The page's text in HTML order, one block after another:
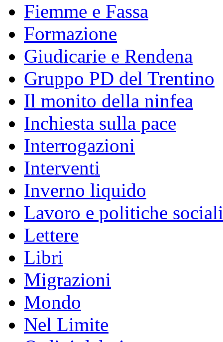
Fiemme e Fassa
Formazione
Giudicarie e Rendena
Gruppo PD del Trentino
Il monito della ninfea
Inchiesta sulla pace
Interrogazioni
Interventi
Inverno liquido
Lavoro e politiche sociali
Lettere
Libri
Migrazioni
Mondo
Nel Limite